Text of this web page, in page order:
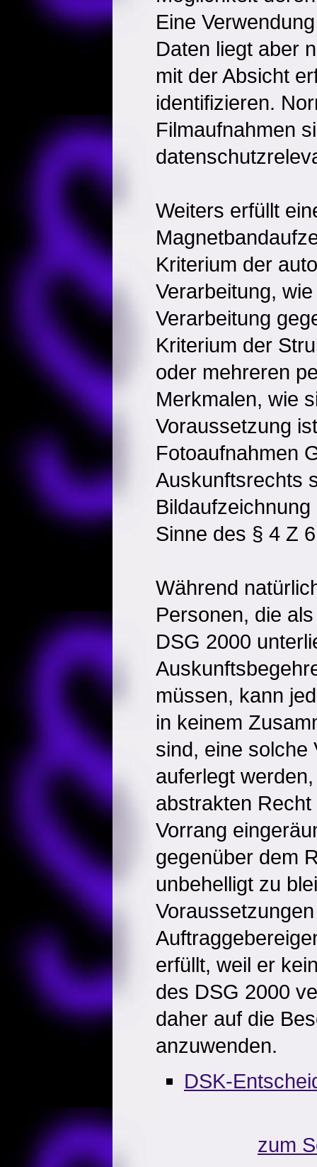
Eine
Daten liegt aber
mit der Absicht
identifizieren.
Filmaufnahmen
Weiters erfüllt
Kriterium der
Verarbeitung,
Verarbeitung
Kriterium der
oder mehreren
Merkmalen, wie
Voraussetzung
Fotoaufnahmen
Auskunftsrechts
Sinne des § 4 Z
Während
Personen, die
DSG 2000
müssen, kann
in keinem
sind, eine solche
auferlegt
abstrakten
Vorrang
gegenüber dem
unbehelligt zu
erfüllt, weil er
des DSG 2000
daher auf die
anzuwenden.
DSK-
zum